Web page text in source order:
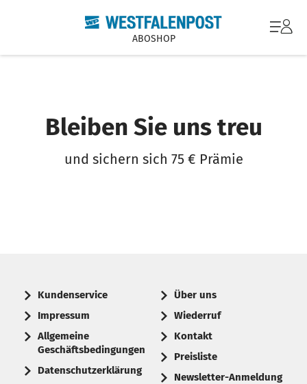
ABOSHOP
Bleiben Sie uns treu
und sichern sich 75 € Prämie
Kundenservice
Impressum
Allgemeine
Geschäftsbedingungen
Datenschutzerklärung
Über uns
Wiederruf
Kontakt
Preisliste
Newsletter-Anmeldung